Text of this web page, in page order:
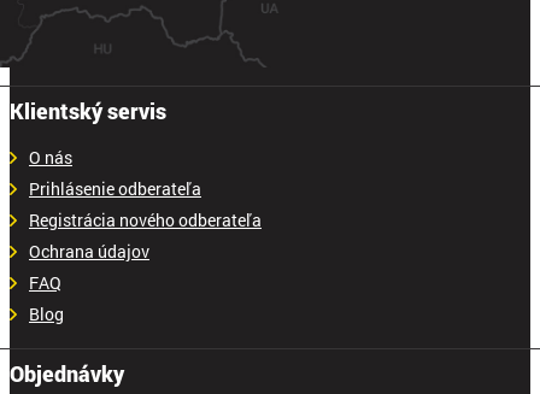
Klientský servis
O nás
Prihlásenie odberateľa
Registrácia nového odberateľa
Ochrana údajov
FAQ
Blog
Objednávky